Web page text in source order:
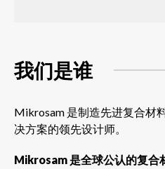
我们是谁
Mikrosam 是制造先进复合材
决方案的领先设计师。
Mikrosam 是全球公认的复合